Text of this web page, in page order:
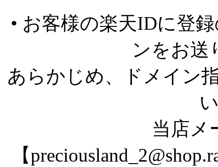
• お客様の楽天IDに登
ンをお送
あらかじめ、ドメイン
当店メ
【